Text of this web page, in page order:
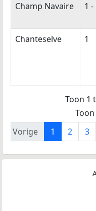
Champ Navaire 1 -
Chanteselve 1
Toon 1
Toon
Vorige
1 2 3